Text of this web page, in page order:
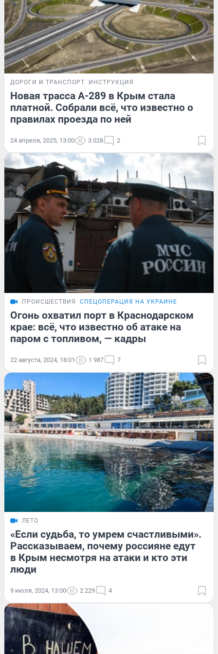
ДОРОГИ И ТРАНСПОРТ ИНСТРУКЦИЯ
Новая трасса А-289 в Крым стала
платной. Собрали всё, что известно о
правилах проезда по ней
24 апреля, 2025, 13:00 3 028 2
ПРОИСШЕСТВИЯ СПЕЦОПЕРАЦИЯ НА УКРАИНЕ
Огонь охватил порт в Краснодарском
крае: всё, что известно об атаке на
паром с топливом, — кадры
22 августа, 2024, 18:01 1 987 7
ЛЕТО
«Если судьба, то умрем счастливыми».
Рассказываем, почему россияне едут
в Крым несмотря на атаки и кто эти
люди
9 июля, 2024, 13:00 2 229 4